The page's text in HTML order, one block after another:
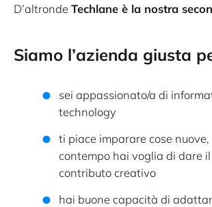
D’altrondeTechlane è la nostra
Siamo l’azienda giusta
sei appassionato/a di
technology
ti piace imparare cose nuove,
contempo hai voglia di dare
contributo creativo
hai buone capacità di